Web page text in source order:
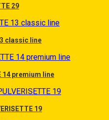
29
classic line
14 premium line
19